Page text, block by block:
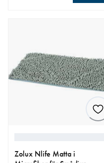
Zolux Nlife Matta i